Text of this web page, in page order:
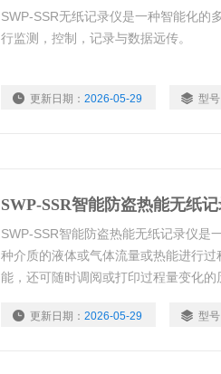
SWP-SSR无纸记录仪是一种智能化的
行监测，控制，记录与数据远传。
更新日期： 2026-05-29 型号
SWP-SSR智能防盗热能无纸
SWP-SSR智能防盗热能无纸记录仪是
种介质的液体或气体流量或热能进行
能，还可随时调阅或打印过程量变化的
更新日期： 2026-05-29 型号